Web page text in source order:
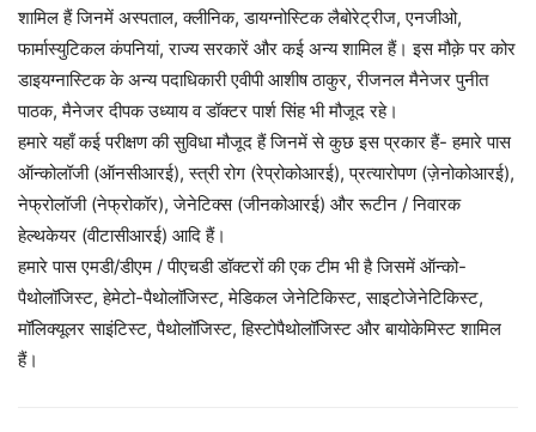
शामिल हैं जिनमें अस्पताल, क्लीनिक, डायग्नोस्टिक लैबोरेट्रीज, एनजीओ,
फार्मास्युटिकल कंपनियां, राज्य सरकारें और कई अन्य शामिल हैं। इस मौक़े पर कोर
डाइयग्नास्टिक के अन्य पदाधिकारी एवीपी आशीष ठाकुर, रीजनल मैनेजर पुनीत
पाठक, मैनेजर दीपक उध्याय व डॉक्टर पार्श सिंह भी मौजूद रहे।
हमारे यहाँ कई परीक्षण की सुविधा मौजूद हैं जिनमें से कुछ इस प्रकार हैं- हमारे पास
ऑन्कोलॉजी (ऑनसीआरई), स्त्री रोग (रेप्रोकोआरई), प्रत्यारोपण (ज़ेनोकोआरई),
नेफ्रोलॉजी (नेफ्रोकॉर), जेनेटिक्स (जीनकोआरई) और रूटीन / निवारक
हेल्थकेयर (वीटासीआरई) आदि हैं।
हमारे पास एमडी/डीएम / पीएचडी डॉक्टरों की एक टीम भी है जिसमें ऑन्को-
पैथोलॉजिस्ट, हेमेटो-पैथोलॉजिस्ट, मेडिकल जेनेटिकिस्ट, साइटोजेनेटिकिस्ट,
मॉलिक्यूलर साइंटिस्ट, पैथोलॉजिस्ट, हिस्टोपैथोलॉजिस्ट और बायोकेमिस्ट शामिल
हैं।